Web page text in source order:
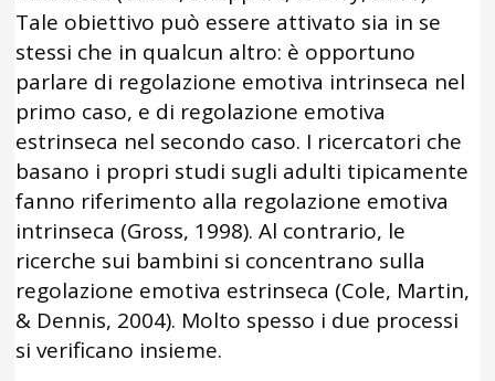
Tale obiettivo può essere attivato sia in se
stessi che in qualcun altro: è opportuno
parlare di regolazione emotiva intrinseca nel
primo caso, e di regolazione emotiva
estrinseca nel secondo caso. I ricercatori che
basano i propri studi sugli adulti tipicamente
fanno riferimento alla regolazione emotiva
intrinseca (Gross, 1998). Al contrario, le
ricerche sui bambini si concentrano sulla
regolazione emotiva estrinseca (Cole, Martin,
& Dennis, 2004). Molto spesso i due processi
si verificano insieme.